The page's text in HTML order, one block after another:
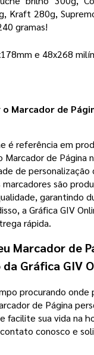
Kraft 280g,
gramas!
e 48x268
Marcador de
é referência em
Marcador de Página
de personalização
são
garantindo
a Gráfica GIV
rápida.
Marcador de
Gráfica GIV
procurando onde
de Página
facilite sua vida na
conosco e